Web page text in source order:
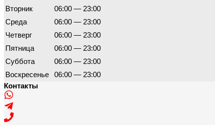
Вторник
06:00 — 23:00
Среда
06:00 — 23:00
Четверг
06:00 — 23:00
Пятница
06:00 — 23:00
Суббота
06:00 — 23:00
Воскресенье
06:00 — 23:00
Контакты